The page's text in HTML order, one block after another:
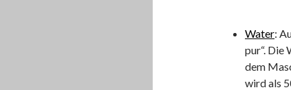
Water:
pur“. Die
dem
wird als